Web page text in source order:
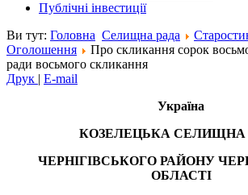
Публічні інвестиції
Ви тут: Головна Селищна рада
Оголошення
Про скликання сорок
ради восьмого скликання
Друк | E-mail
Україна
КОЗЕЛЕЦЬКА СЕЛИЩНА
ЧЕРНІГІВСЬКОГО РАЙОНУ
ОБЛАСТІ